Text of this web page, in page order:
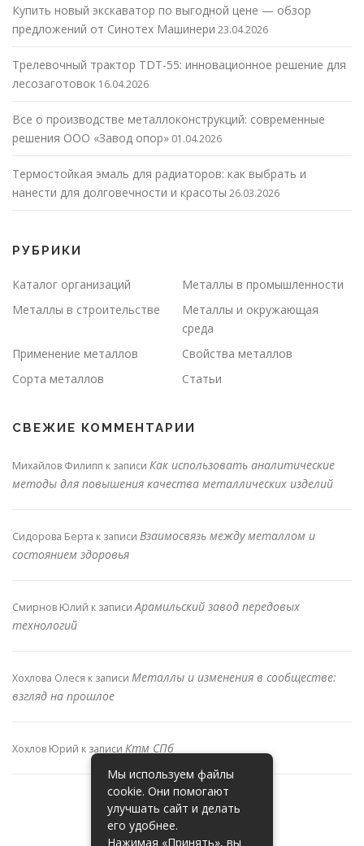
Купить новый экскаватор по выгодной цене — обзор
предложений от Синотех Машинери 23.04.2026
Трелевочный трактор TDT-55: инновационное решение для
лесозаготовок 16.04.2026
Все о производстве металлоконструкций: современные
решения ООО «Завод опор» 01.04.2026
Термостойкая эмаль для радиаторов: как выбрать и
нанести для долговечности и красоты 26.03.2026
РУБРИКИ
Каталог организаций
Металлы в промышленности
Металлы в строительстве
Металлы и окружающая
среда
Применение металлов
Свойства металлов
Сорта металлов
Статьи
СВЕЖИЕ КОММЕНТАРИИ
Михайлов Филипп к записи Как использовать аналитические
методы для повышения качества металлических изделий
Сидорова Берта к записи Взаимосвязь между металлом и
состоянием здоровья
Смирнов Юлий к записиАрамильский завод передовых
технологий
Хохлова Олеся к записи Металлы и изменения в сообществе:
взгляд на прошлое
Хохлов Юрий к записи Ктм СПб
Мы используем файлы
cookie. Они помогают
улучшать сайт и делать
его удобнее.
Нажимая «Принять», вы